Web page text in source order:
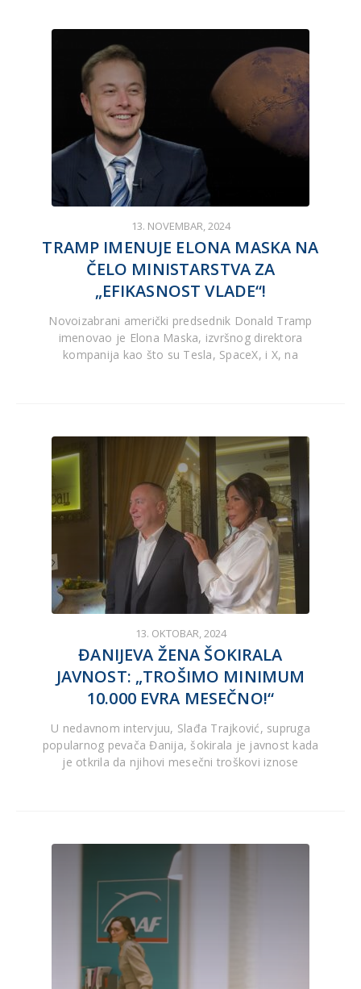
13. NOVEMBAR, 2024
TRAMP IMENUJE ELONA MASKA NA
ČELO MINISTARSTVA ZA
„EFIKASNOST VLADE“!
Novoizabrani američki predsednik Donald Tramp
imenovao je Elona Maska, izvršnog direktora
kompanija kao što su Tesla, SpaceX, i X, na
13. OKTOBAR, 2024
ĐANIJEVA ŽENA ŠOKIRALA
JAVNOST: „TROŠIMO MINIMUM
10.000 EVRA MESEČNO!“
U nedavnom intervjuu, Slađa Trajković, supruga
popularnog pevača Đanija, šokirala je javnost kada
je otkrila da njihovi mesečni troškovi iznose